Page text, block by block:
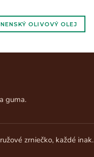
OLIVOVÝ OLEJ
guma.
zrniečko, každé inak.